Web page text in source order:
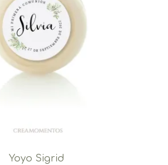
Yoyo Sigrid